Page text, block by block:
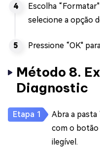
Escolha
selecione a opção
Pressione “OK"
Método 8.
Diagnostic
Abra a pasta
com o
ilegível.